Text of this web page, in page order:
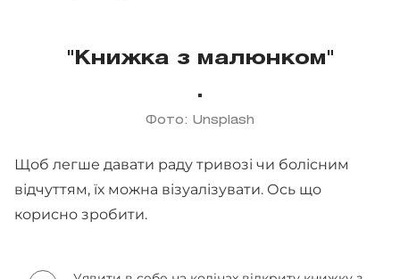
"Книжка з малюнком"
Фото: Unsplash
Щоб легше давати раду тривозі чи болісним
відчуттям, їх можна візуалізувати. Ось що
корисно зробити.